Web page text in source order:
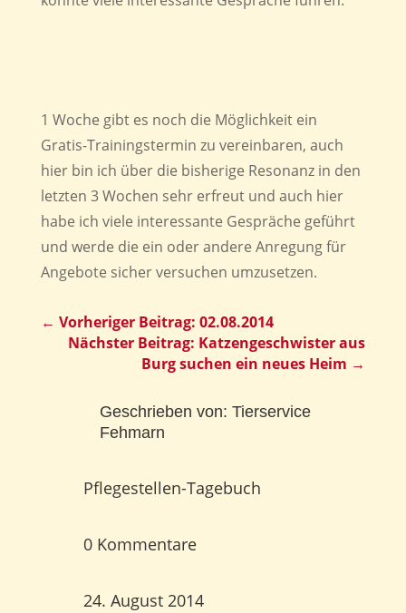
1 Woche gibt es noch die Möglichkeit ein
Gratis-Trainingstermin zu vereinbaren, auch
hier bin ich über die bisherige Resonanz in den
letzten 3 Wochen sehr erfreut und auch hier
habe ich viele interessante Gespräche geführt
und werde die ein oder andere Anregung für
Angebote sicher versuchen umzusetzen.
← Vorheriger Beitrag: 02.08.2014
Nächster Beitrag: Katzengeschwister aus
Burg suchen ein neues Heim →
Geschrieben von: Tierservice
Fehmarn
Pflegestellen-Tagebuch
0 Kommentare
24. August 2014